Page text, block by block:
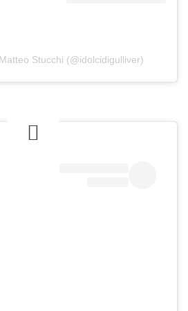
Stucchi (@idolcidigulliver)